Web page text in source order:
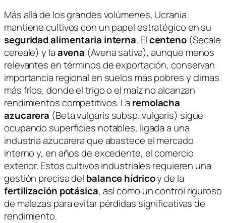
Más allá de los grandes volúmenes, Ucrania
mantiene cultivos con un papel estratégico en su
seguridad alimentaria interna. Elcenteno(Secale
cereale) y laavena (Avena sativa), aunque menos
relevantes en términos de exportación, conservan
importancia regional en suelos más pobres y climas
más fríos, donde el trigo o el maíz no alcanzan
rendimientos competitivos. La remolacha
azucarera (Beta vulgaris subsp.vulgaris) sigue
ocupando superficies notables, ligada a una
industria azucarera que abastece el mercado
interno y, en años de excedente, el comercio
exterior. Estos cultivos industriales requieren una
gestión precisa del balance hídricoy de la
fertilización potásica, así como un control riguroso
de malezas para evitar pérdidas significativas de
rendimiento.